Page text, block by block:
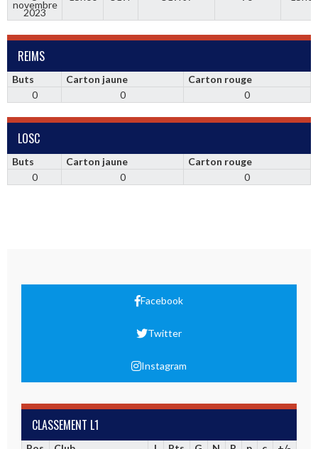
novembre
2023
REIMS
Buts Carton jaune
Carton rouge
0
0 0
LOSC
Buts Carton jaune
Carton rouge
0
0 0
Facebook
Twitter
Instagram
CLASSEMENT L1